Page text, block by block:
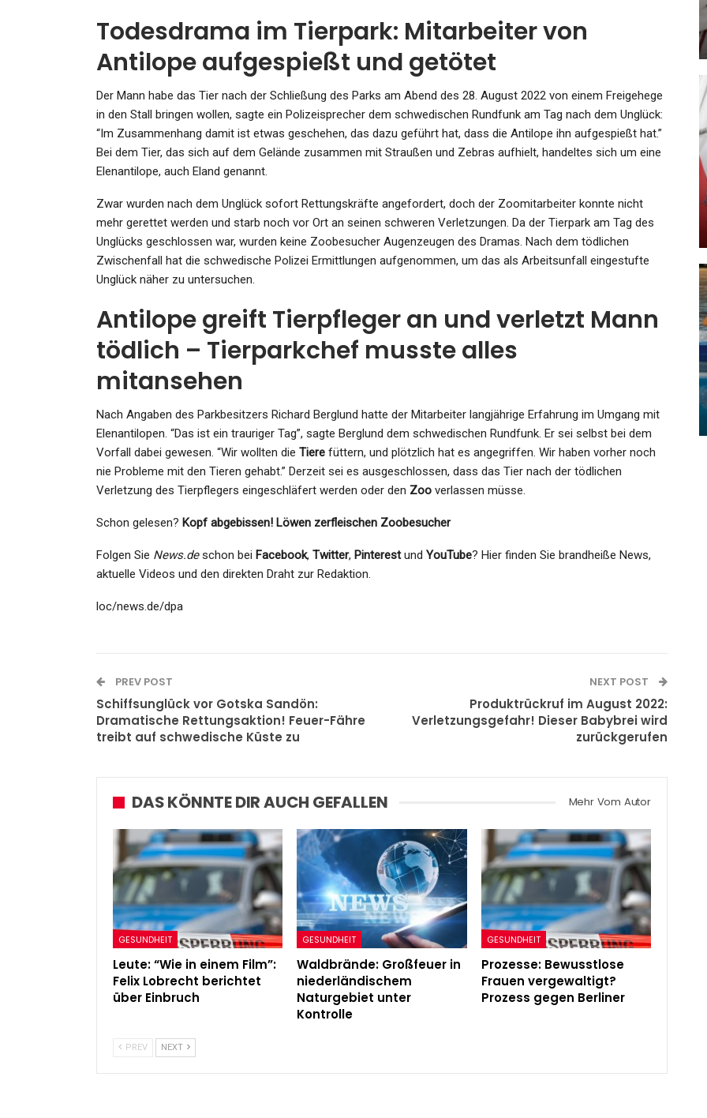
Todesdrama im Tierpark: Mitarbeiter von
Antilope aufgespießt und getötet
Der Mann habe das Tier nach der Schließung des Parks am Abend des 28. August 2022 von einem Freigehege
in den Stall bringen wollen, sagte ein Polizeisprecher dem schwedischen Rundfunk am Tag nach dem Unglück:
“Im Zusammenhang damit ist etwas geschehen, das dazu geführt hat, dass die Antilope ihn aufgespießt hat.”
Bei dem Tier, das sich auf dem Gelände zusammen mit Straußen und Zebras aufhielt, handeltes sich um eine
Elenantilope, auch Eland genannt.
Zwar wurden nach dem Unglück sofort Rettungskräfte angefordert, doch der Zoomitarbeiter konnte nicht
mehr gerettet werden und starb noch vor Ort an seinen schweren Verletzungen. Da der Tierpark am Tag des
Unglücks geschlossen war, wurden keine Zoobesucher Augenzeugen des Dramas. Nach dem tödlichen
Zwischenfall hat die schwedische Polizei Ermittlungen aufgenommen, um das als Arbeitsunfall eingestufte
Unglück näher zu untersuchen.
Antilope greift Tierpfleger an und verletzt Mann
tödlich – Tierparkchef musste alles
mitansehen
Nach Angaben des Parkbesitzers Richard Berglund hatte der Mitarbeiter langjährige Erfahrung im Umgang mit
Elenantilopen. “Das ist ein trauriger Tag”, sagte Berglund dem schwedischen Rundfunk. Er sei selbst bei dem
Vorfall dabei gewesen. “Wir wollten die Tiere füttern, und plötzlich hat es angegriffen. Wir haben vorher noch
nie Probleme mit den Tieren gehabt.” Derzeit sei es ausgeschlossen, dass das Tier nach der tödlichen
Verletzung des Tierpflegers eingeschläfert werden oder den Zoo verlassen müsse.
Schon gelesen? Kopf abgebissen! Löwen zerfleischen Zoobesucher
Folgen Sie News.deschon bei Facebook, Twitter, Pinterestund YouTube? Hier finden Sie brandheiße News,
aktuelle Videos und den direkten Draht zur Redaktion.
loc/news.de/dpa
PREV POST
Schiffsunglück vor Gotska Sandön:
Dramatische Rettungsaktion! Feuer-Fähre
treibt auf schwedische Küste zu
NEXT POST
Produktrückruf im August 2022:
Verletzungsgefahr! Dieser Babybrei wird
zurückgerufen
DAS KÖNNTE DIR AUCH GEFALLEN Mehr Vom Autor
GESUNDHEIT
Leute: “Wie in einem Film”:
Felix Lobrecht berichtet
über Einbruch
GESUNDHEIT
Waldbrände: Großfeuer in
niederländischem
Naturgebiet unter
Kontrolle
GESUNDHEIT
Prozesse: Bewusstlose
Frauen vergewaltigt?
Prozess gegen Berliner
PREV NEXT
Admin May 26, 2024
Fußball-Bundesliga: Werder
Admin May 29, 2025
SPORT
Heidenheims Wundersame
Europareise Endet: Kleiner
Verein,…
Admin Feb 21, 2025
Admin Nov 1, 2021
KULTUR
Admin Dec 7, 2023
SPORT
Boris Becker In Londoner Prozess
Admin Apr 9, 2022